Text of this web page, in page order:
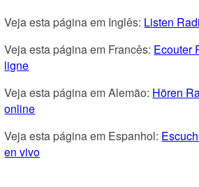
Veja esta página em Inglês: Listen
Veja esta página em Francês: Ecouter
ligne
Veja esta página em Alemão: Hören
online
Veja esta página em Espanhol:
en vivo